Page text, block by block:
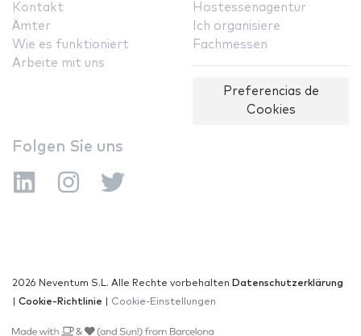
Kontakt
Ämter
Wie es funktioniert
Arbeite mit uns
Hostessenagentur
Ich organisiere
Fachmessen
Preferencias de
Cookies
Folgen Sie uns
2026 Neventum S.L. Alle Rechte vorbehalten Datenschutzerklärung
Cookie-Richtlinie Cookie-Einstellungen